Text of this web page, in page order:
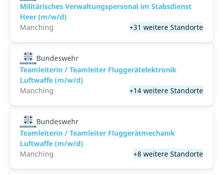
Militärisches Verwaltungspersonal im Stabsdienst
Heer (m/w/d)
Manching
+31 weitere Standorte
Bundeswehr
Teamleiterin / Teamleiter Fluggerätelektronik
Luftwaffe (m/w/d)
Manching
+14 weitere Standorte
Bundeswehr
Teamleiterin / Teamleiter Fluggerätmechanik
Luftwaffe (m/w/d)
Manching
+8 weitere Standorte